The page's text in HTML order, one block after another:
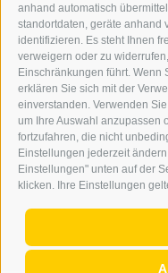
anhand automatisch
standortdaten, geräte anhand
identifizieren. Es steht Ihnen
verweigern oder zu
Einschränkungen führt. Wenn
erklären Sie sich mit der
einverstanden. Verwenden
um Ihre Auswahl anzupassen
fortzufahren, die nicht
Einstellungen jederzeit
Einstellungen" unten auf der
klicken. Ihre Einstellungen
ONLINE VOTING
SERVICE
KLEINANZEIGER
NÜTZLICHE LINKS
WETTER
WEBCAM
VIDEOS
TRAUER